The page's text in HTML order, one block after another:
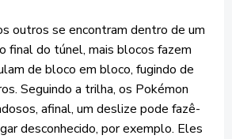
outros se encontram dentro de um
final do túnel, mais blocos fazem
de bloco em bloco, fugindo de
Seguindo a trilha, os Pokémon
afinal, um deslize pode fazê-
desconhecido, por exemplo. Eles